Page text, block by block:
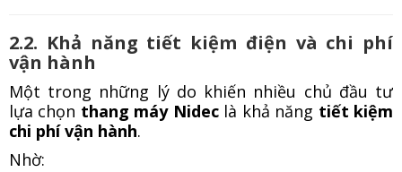
2.2. Khả năng tiết kiệm điện và chi phí
vận hành
Một trong những lý do khiến nhiều chủ đầu tư
lựa chọn thang máy Nideclà khả năng tiết kiệm
chi phí vận hành.
Nhờ: